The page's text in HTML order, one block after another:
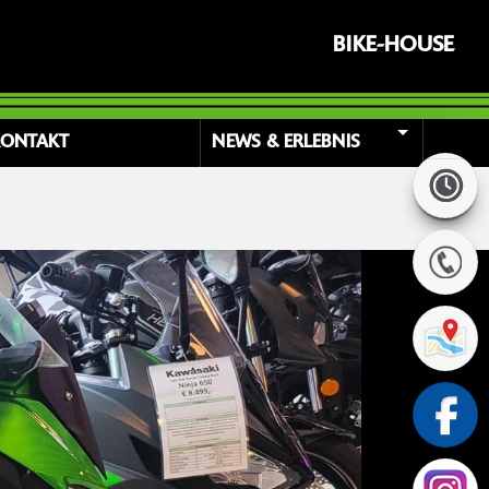
BIKE-HOUSE
NEWS & ERLEBNIS